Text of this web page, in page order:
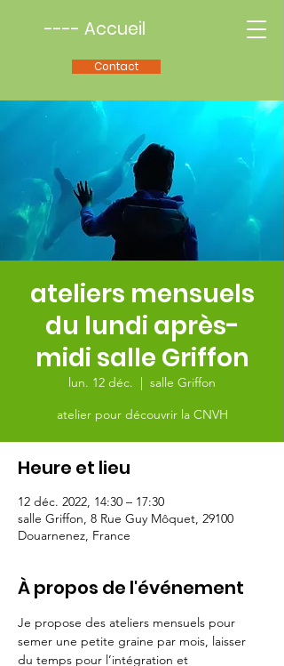
---- Accueil
Contact
ateliers mensuels
du lundi après-
midi salle Griffon
lun. 12 déc.
  |
salle Griffon
atelier pour découvrir la CNVH
Heure et lieu
12 déc. 2022, 14:30 – 17:30
salle Griffon, 8 Rue Guy Môquet, 29100
Douarnenez, France
À propos de l'événement
Je propose des ateliers mensuels pour
semer une petite graine par mois, laisser
du temps pour l’intégration et